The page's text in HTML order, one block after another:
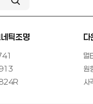
원형 COB
사각 COB
바리솔PCB
틱조명 다
멀
원
사